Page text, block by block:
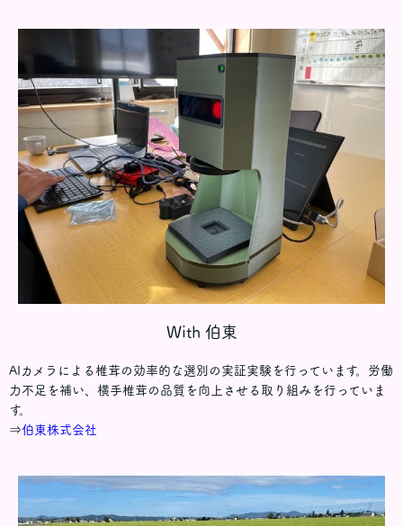
With 伯東
AIカメラによる椎茸の効率的な選別の実証実験を行っています。労働
力不足を補い、横手椎茸の品質を向上させる取り組みを行っていま
す。
⇒伯東株式会社